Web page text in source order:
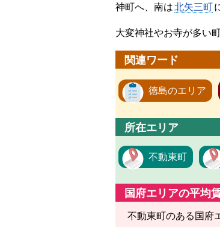
神町へ、南は北矢三町
大変神社やお寺が多い
関連ワード
徳島のエリア
所在エリア
不動東町
国府エリアの平均
不動東町のある国府